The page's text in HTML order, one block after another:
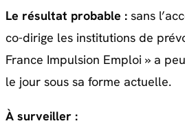
Le résultat probable : sans
co-dirige les institutions de
France Impulsion Emploi » a
le jour sous sa forme actuelle.
À surveiller :